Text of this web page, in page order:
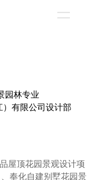
园林专业
有限公司设计部
屋顶花园景观设计项
奉化自建别墅花园景